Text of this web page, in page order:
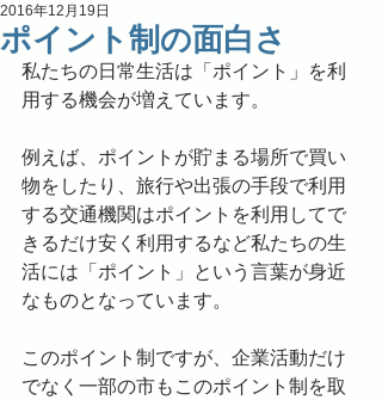
ポイント制の面白さ
2016年12月19日
私たちの日常生活は「ポイント」を利
用する機会が増えています。
例えば、ポイントが貯まる場所で買い
物をしたり、旅行や出張の手段で利用
する交通機関はポイントを利用してで
きるだけ安く利用するなど私たちの生
活には「ポイント」という言葉が身近
なものとなっています。
このポイント制ですが、企業活動だけ
でなく一部の市もこのポイント制を取